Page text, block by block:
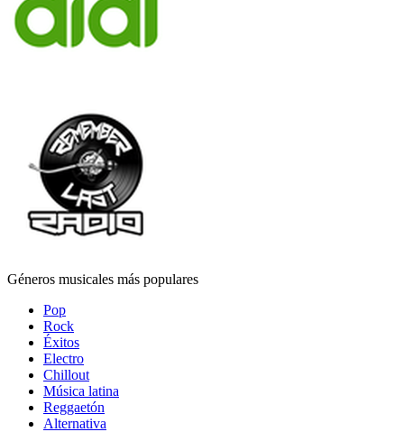
Géneros musicales más populares
Pop
Rock
Éxitos
Electro
Chillout
Música latina
Reggaetón
Alternativa